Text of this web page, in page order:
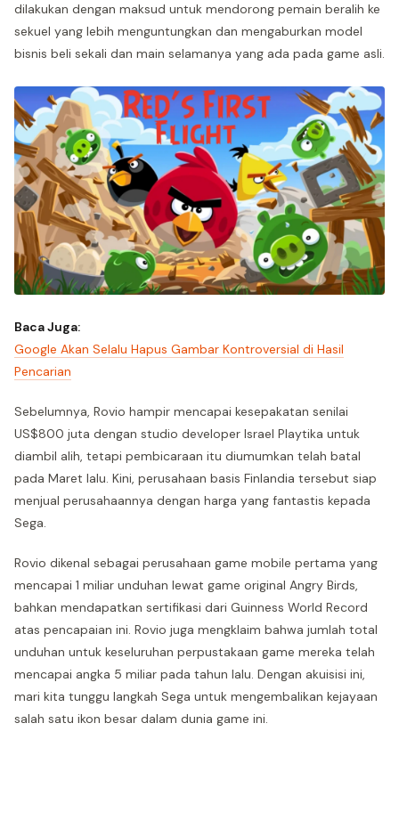
dilakukan dengan maksud untuk mendorong pemain beralih ke
sekuel yang lebih menguntungkan dan mengaburkan model
bisnis beli sekali dan main selamanya yang ada pada game asli.
Baca Juga:
Google Akan Selalu Hapus Gambar Kontroversial di Hasil
Pencarian
Sebelumnya, Rovio hampir mencapai kesepakatan senilai
US$800 juta dengan studio developer Israel Playtika untuk
diambil alih, tetapi pembicaraan itu diumumkan telah batal
pada Maret lalu. Kini, perusahaan basis Finlandia tersebut siap
menjual perusahaannya dengan harga yang fantastis kepada
Sega.
Rovio dikenal sebagai perusahaan game mobile pertama yang
mencapai 1 miliar unduhan lewat game original Angry Birds,
bahkan mendapatkan sertifikasi dari Guinness World Record
atas pencapaian ini. Rovio juga mengklaim bahwa jumlah total
unduhan untuk keseluruhan perpustakaan game mereka telah
mencapai angka 5 miliar pada tahun lalu. Dengan akuisisi ini,
mari kita tunggu langkah Sega untuk mengembalikan kejayaan
salah satu ikon besar dalam dunia game ini.